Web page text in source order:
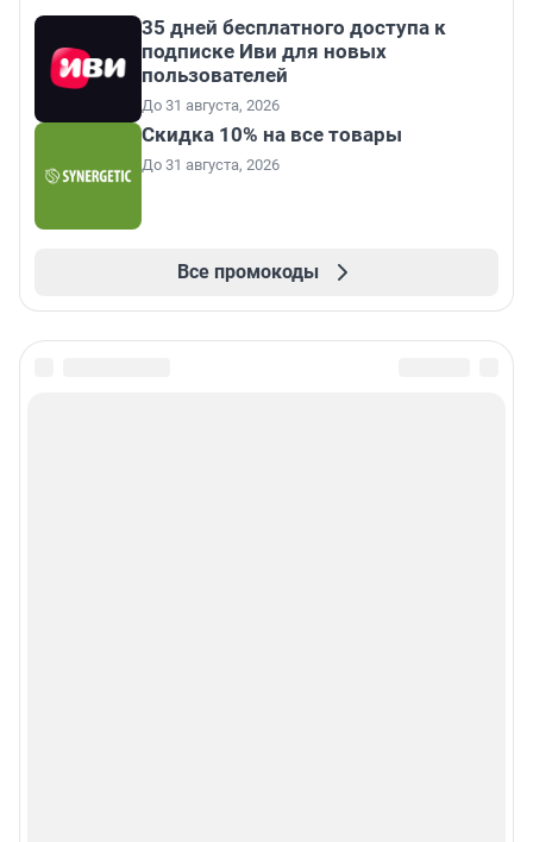
35 дней бесплатного доступа к
подписке Иви для новых
пользователей
До 31 августа, 2026
Скидка 10% на все товары
До 31 августа, 2026
Все промокоды